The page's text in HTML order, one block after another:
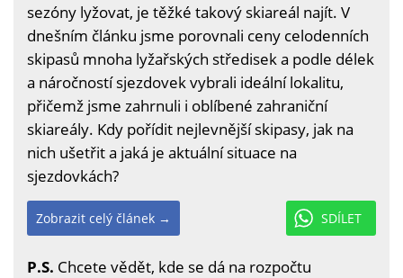
sezóny lyžovat, je těžké takový skiareál najít. V
dnešním článku jsme porovnali ceny celodenních
skipasů mnoha lyžařských středisek a podle délek
a náročností sjezdovek vybrali ideální lokalitu,
přičemž jsme zahrnuli i oblíbené zahraniční
skiareály. Kdy pořídit nejlevnější skipasy, jak na
nich ušetřit a jaká je aktuální situace na
sjezdovkách?
SDÍLET
Zobrazit celý článek →
P.S. Chcete vědět, kde se dá na rozpočtu